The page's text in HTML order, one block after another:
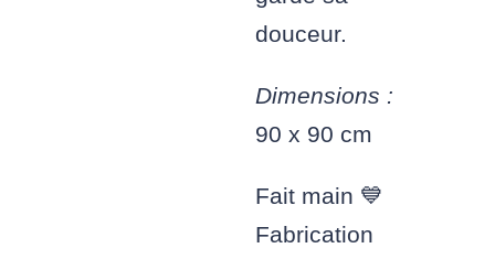
douceur.
Dimensions :
90 x 90 cm
Fait main 💙
Fabrication